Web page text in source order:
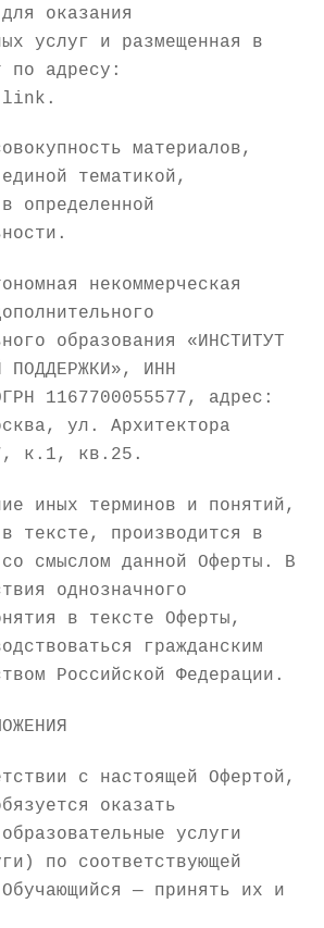
оказания
услуг и размещенная в
по адресу:
материалов,
тематикой,
определенной
некоммерческая
образования «ИНСТИТУТ
ПОДДЕРЖКИ», ИНН
1167700055577, адрес:
ул. Архитектора
к.1, кв.25.
иных терминов и понятий,
в тексте, производится в
со смыслом данной Оферты. В
однозначного
в тексте Оферты,
гражданским
Российской Федерации.
с настоящей Офертой,
оказать
услуги
по соответствующей
— принять их и